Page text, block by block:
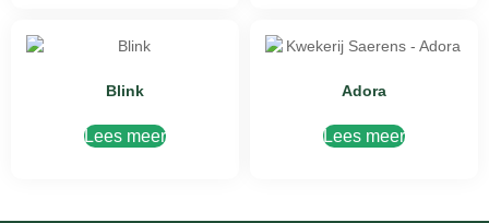
Blink
Lees meer
Adora
Lees meer